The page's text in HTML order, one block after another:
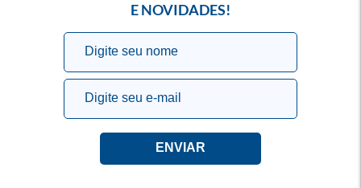
E NOVIDADES!